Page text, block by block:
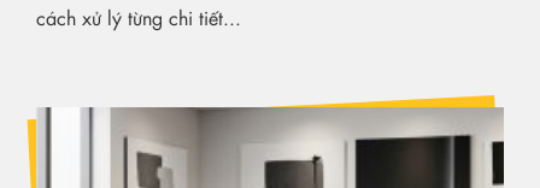
cách xử lý từng chi tiết...